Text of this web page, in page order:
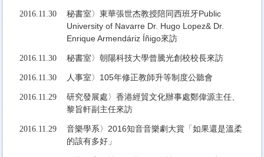
2016.11.30
秘書室〉東華張世杰教授陪同西班牙Public
University of Navarre Dr. Hugo Lopez& Dr.
Enrique Armendáriz Íñigo來訪
2016.11.30 秘書室〉朝陽科技大學曾騰光創校校長來訪
2016.11.30 人事室〉105年修正教師升等制度公聽會
2016.11.29
研究發展處〉香港經貿文化辦事處鄭偉源主任、
黎旨軒副主任來訪
2016.11.29
音樂學系〉2016知音音樂劇大賞「如果還是溫柔
的該有多好」